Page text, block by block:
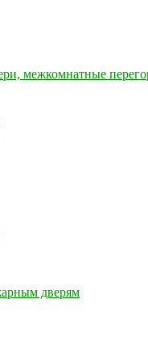
межкомнатные
дверям